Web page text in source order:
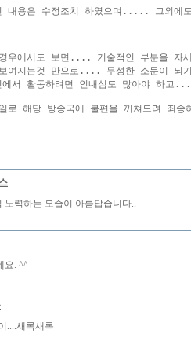
내용은 수정조치 하였으며..... 그외에
우에서도 보면.... 기술적인 부분을 자
여지는것 만으로.... 무성한 소문이 되
에서 활동하려면 인내심도 많아야 하
로 해당 방송국에 불편을 끼쳐드려 죄송
노력하는 모습이 아름답습니다..
요. ^^
....새록새록